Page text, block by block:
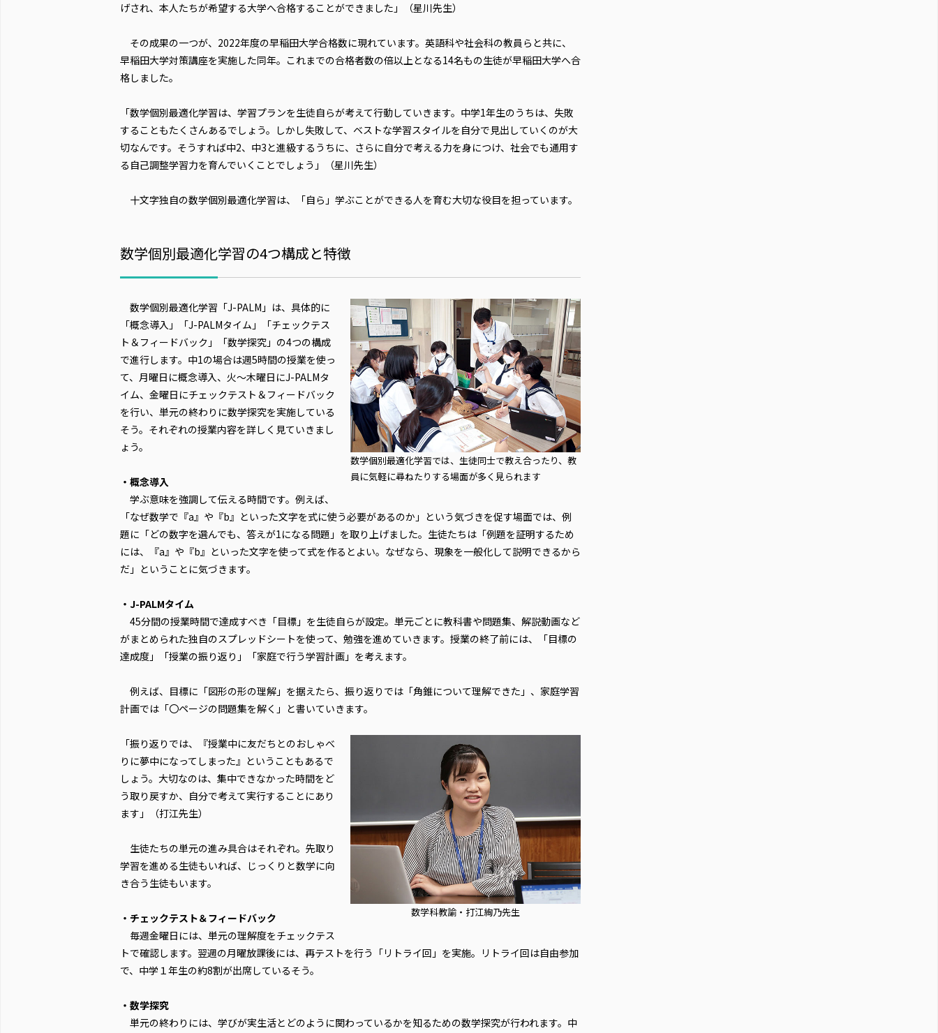
げされ、本人たちが希望する大学へ合格することができました」（星川先生）
その成果の一つが、2022年度の早稲田大学合格数に現れています。英語科や社会科の教員らと共に、
早稲田大学対策講座を実施した同年。これまでの合格者数の倍以上となる14名もの生徒が早稲田大学へ合
格しました。
「数学個別最適化学習は、学習プランを生徒自らが考えて行動していきます。中学1年生のうちは、失敗
することもたくさんあるでしょう。しかし失敗して、ベストな学習スタイルを自分で見出していくのが大
切なんです。そうすれば中2、中3と進級するうちに、さらに自分で考える力を身につけ、社会でも通用す
る自己調整学習力を育んでいくことでしょう」（星川先生）
十文字独自の数学個別最適化学習は、「自ら」学ぶことができる人を育む大切な役目を担っています。
数学個別最適化学習の4つ構成と特徴
数学個別最適化学習では、生徒同士で教え合ったり、教
員に気軽に尋ねたりする場面が多く見られます
数学個別最適化学習「J-PALM」は、具体的に
「概念導入」「J-PALMタイム」「チェックテス
ト＆フィードバック」「数学探究」の4つの構成
で進行します。中1の場合は週5時間の授業を使っ
て、月曜日に概念導入、火～木曜日にJ-PALMタ
イム、金曜日にチェックテスト＆フィードバック
を行い、単元の終わりに数学探究を実施している
そう。それぞれの授業内容を詳しく見ていきまし
ょう。
・概念導入
学ぶ意味を強調して伝える時間です。例えば、
「なぜ数学で『a』や『b』といった文字を式に使う必要があるのか」という気づきを促す場面では、例
題に「どの数字を選んでも、答えが1になる問題」を取り上げました。生徒たちは「例題を証明するため
には、『a』や『b』といった文字を使って式を作るとよい。なぜなら、現象を一般化して説明できるから
だ」ということに気づきます。
・J-PALMタイム
45分間の授業時間で達成すべき「目標」を生徒自らが設定。単元ごとに教科書や問題集、解説動画など
がまとめられた独自のスプレッドシートを使って、勉強を進めていきます。授業の終了前には、「目標の
達成度」「授業の振り返り」「家庭で行う学習計画」を考えます。
例えば、目標に「図形の形の理解」を据えたら、振り返りでは「角錐について理解できた」、家庭学習
計画では「〇ページの問題集を解く」と書いていきます。
数学科教諭・打江絢乃先生
「振り返りでは、『授業中に友だちとのおしゃべ
りに夢中になってしまった』ということもあるで
しょう。大切なのは、集中できなかった時間をど
う取り戻すか、自分で考えて実行することにあり
ます」（打江先生）
生徒たちの単元の進み具合はそれぞれ。先取り
学習を進める生徒もいれば、じっくりと数学に向
き合う生徒もいます。
・チェックテスト＆フィードバック
毎週金曜日には、単元の理解度をチェックテス
トで確認します。翌週の月曜放課後には、再テストを行う「リトライ回」を実施。リトライ回は自由参加
で、中学１年生の約8割が出席しているそう。
・数学探究
単元の終わりには、学びが実生活とどのように関わっているかを知るための数学探究が行われます。中